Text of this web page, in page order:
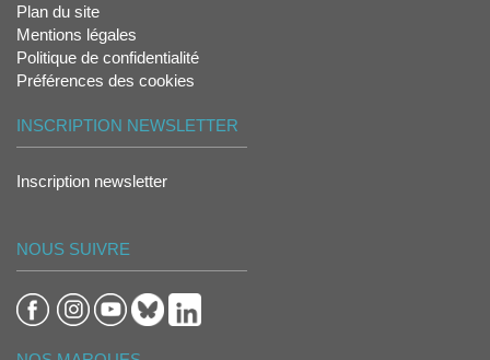
Plan du site
Mentions légales
Politique de confidentialité
Préférences des cookies
INSCRIPTION NEWSLETTER
Inscription newsletter
NOUS SUIVRE